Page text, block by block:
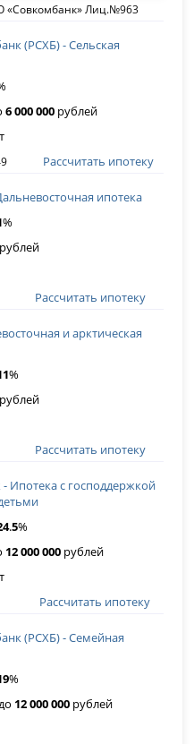
«Совкомбанк» Лиц.№963
(РСХБ) - Сельская
6 000 000 рублей
Рассчитать ипотеку
ипотека
%
рублей
Рассчитать ипотеку
и арктическая
%
рублей
Рассчитать ипотеку
Ипотека с господдержкой
.5%
12 000 000 рублей
Рассчитать ипотеку
(РСХБ) - Семейная
%
12 000 000 рублей